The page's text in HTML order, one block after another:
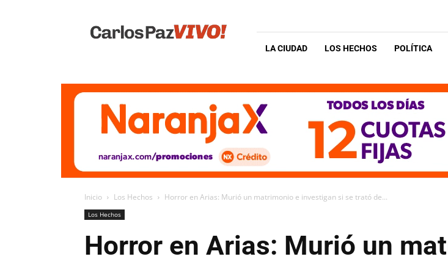
Vivo
LA CIUDAD LOS HECHOS POLÍTICA
Inicio Los Hechos Horror en Arias: Murió un matrimonio e investigan si se trató de...
Los Hechos
Horror en Arias: Murió un